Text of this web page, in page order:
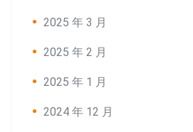
2025 年 3 月
2025 年 2 月
2025 年 1 月
2024 年 12 月